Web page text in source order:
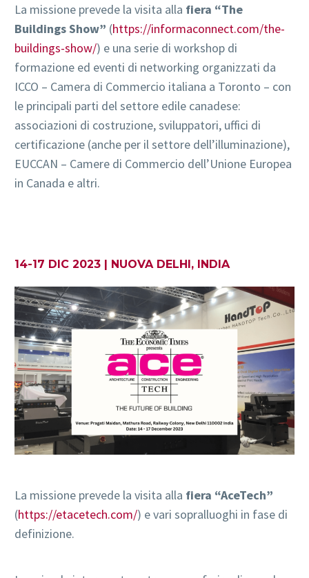
La missione prevede la visita alla fiera “The
Buildings Show” (https://informaconnect.com/the-
buildings-show/) e una serie di workshop di
formazione ed eventi di networking organizzati da
ICCO – Camera di Commercio italiana a Toronto – con
le principali parti del settore edile canadese:
associazioni di costruzione, sviluppatori, uffici di
certificazione (anche per il settore dell’illuminazione),
EUCCAN – Camere di Commercio dell’Unione Europea
in Canada e altri.
14-17 DIC 2023 | NUOVA DELHI, INDIA
La missione prevede la visita alla fiera “AceTech”
(https://etacetech.com/) e vari sopralluoghi in fase di
definizione.